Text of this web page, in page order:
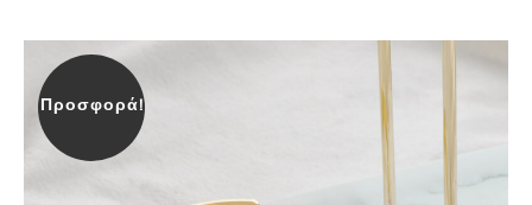
Προσφορά!